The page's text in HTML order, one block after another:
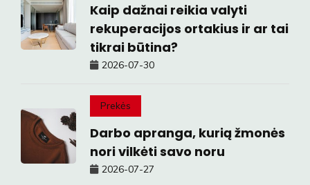
Kaip dažnai reikia valyti
rekuperacijos ortakius ir ar tai
tikrai būtina?
2026-07-30
Prekės
Darbo apranga, kurią žmonės
nori vilkėti savo noru
2026-07-27